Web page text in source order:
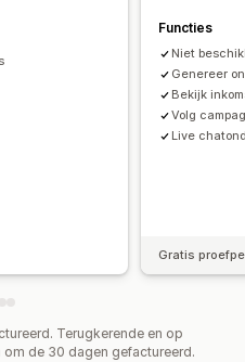
Importeren en exporteren
Filteren
Functies
Niet
Genereer
Bekijk
Volg
Live
Gratis
Terugkerende en op
de 30 dagen gefactureerd.